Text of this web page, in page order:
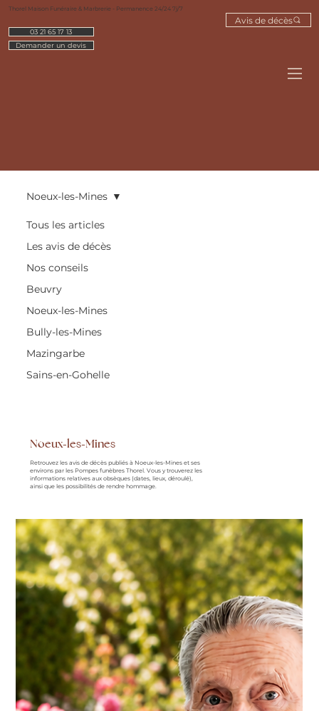
Avis de décès
Thorel Maison Funéraire & Marbrerie - Permanence 24/24 7j/7
03 21 65 17 13
Demander un devis
Tous les articles
Les avis de décès
Nos conseils
Beuvry
Noeux-les-Mines
Bully-les-Mines
Mazingarbe
Sains-en-Gohelle
Noeux-les-Mines
Noeux-les-Mines
Retrouvez les avis de décès publiés à Noeux-les-Mines et ses
environs par les Pompes funèbres Thorel. Vous y trouverez les
informations relatives aux obsèques (dates, lieux, déroulé),
ainsi que les possibilités de rendre hommage.